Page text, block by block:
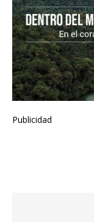
Publicidad